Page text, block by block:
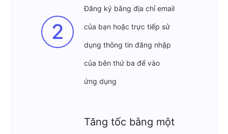
2
Đăng ký bằng địa chỉ email
của bạn hoặc trực tiếp sử
dụng thông tin đăng nhập
của bên thứ ba để vào
ứng dụng
Tăng tốc bằng một